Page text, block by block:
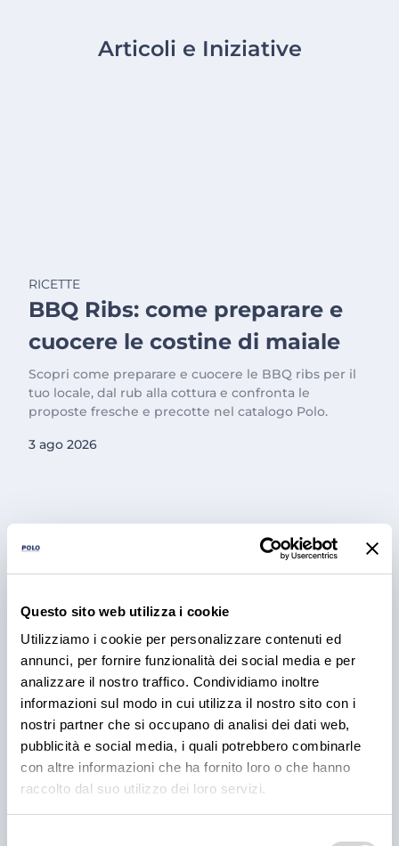
Questo sito web utilizza i cookie
Utilizziamo i cookie per personalizzare contenuti ed
annunci, per fornire funzionalità dei social media e per
analizzare il nostro traffico. Condividiamo inoltre
informazioni sul modo in cui utilizza il nostro sito con i
nostri partner che si occupano di analisi dei dati web,
pubblicità e social media, i quali potrebbero combinarle
con altre informazioni che ha fornito loro o che hanno
raccolto dal suo utilizzo dei loro servizi.
Articoli e Iniziative
RICETTE
BBQ Ribs: come preparare e
cuocere le costine di maiale
Scopri come preparare e cuocere le BBQ ribs per il
tuo locale, dal rub alla cottura e confronta le
proposte fresche e precotte nel catalogo Polo.
3 ago 2026
PRODOTTI
Cantina Valle Isarco:
responsabilità e amore per il
territorio
Cantina Valle Isarco è sinonimo di eccellenza: i vini
bianchi di questa cantina sono tra i più ricercati